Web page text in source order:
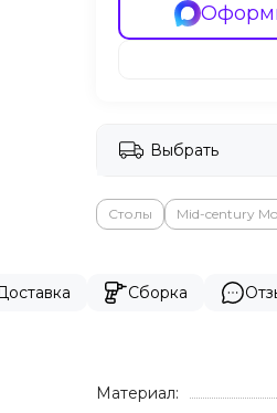
Выбрать
Столы Mid-century
Сборка
Материал: